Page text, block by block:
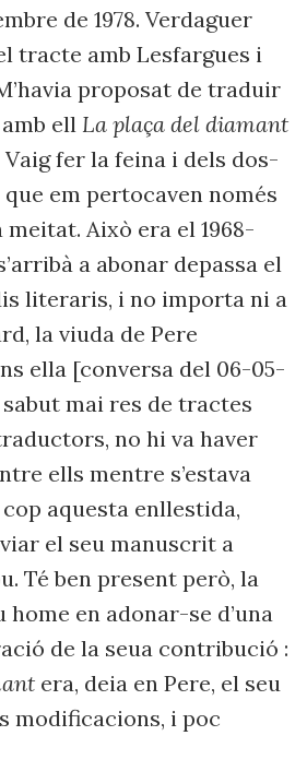
de 1978. Verdaguer
tracte amb Lesfargues i
proposat de traduir
ellLa plaça del diamant
fer la feina i dels dos-
em pertocaven només
meitat. Això era el 1968-
a abonar depassa el
literaris, i no importa ni a
la viuda de Pere
ella [conversa del 06-05-
sabut mai res de tractes
no hi va haver
ells mentre s’estava
aquesta enllestida,
el seu manuscrit a
Té ben present però, la
home en adonar-se d’una
de la seua contribució :
era, deia en Pere, el seu
modificacions, i poc